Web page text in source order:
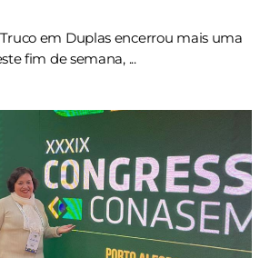
Truco em Duplas encerrou mais uma
fim de semana, ...